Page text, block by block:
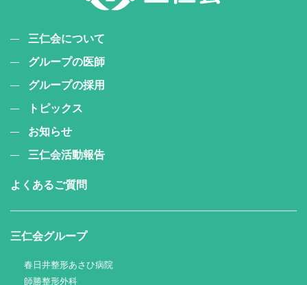
三仁会について
グループの医師
グループの採用
トピックス
お知らせ
三仁会活動報告
よくあるご質問
三仁会グループ
春日井整形あさひ病院
師勝整形外科